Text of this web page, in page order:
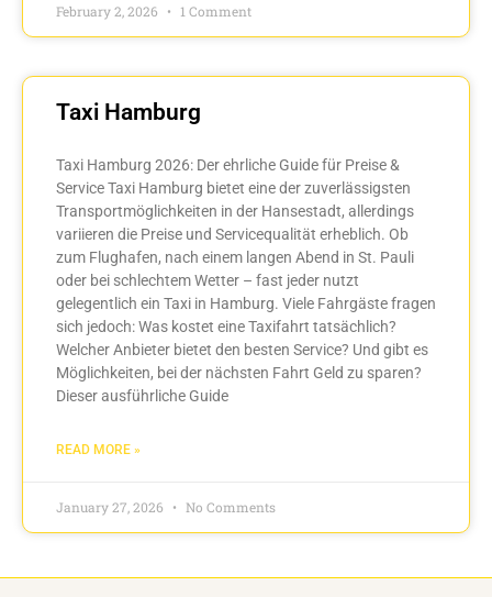
February 2, 2026 1 Comment
Taxi Hamburg
Taxi Hamburg 2026: Der ehrliche Guide für Preise &
Service Taxi Hamburg bietet eine der zuverlässigsten
Transportmöglichkeiten in der Hansestadt, allerdings
variieren die Preise und Servicequalität erheblich. Ob
zum Flughafen, nach einem langen Abend in St. Pauli
oder bei schlechtem Wetter – fast jeder nutzt
gelegentlich ein Taxi in Hamburg. Viele Fahrgäste fragen
sich jedoch: Was kostet eine Taxifahrt tatsächlich?
Welcher Anbieter bietet den besten Service? Und gibt es
Möglichkeiten, bei der nächsten Fahrt Geld zu sparen?
Dieser ausführliche Guide
READ MORE »
January 27, 2026 No Comments